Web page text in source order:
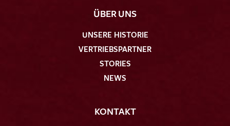
ÜBER UNS
UNSERE HISTORIE
VERTRIEBSPARTNER
STORIES
NEWS
KONTAKT